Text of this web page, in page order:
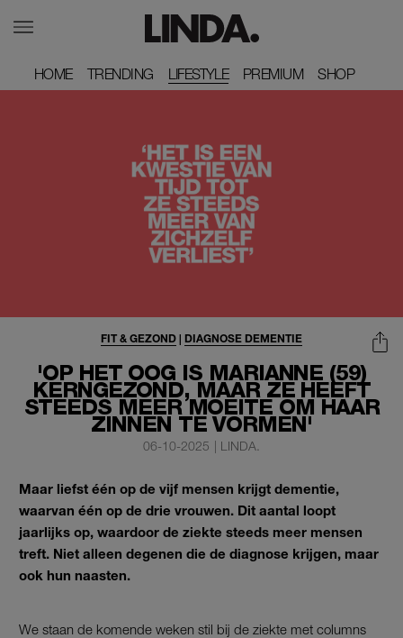
HOME
HOME TRENDING
TRENDING LIFESTYLE PREMIUM
PREMIUM SHOP
SHOP
'OP HET OOG IS MARIANNE (59)
KERNGEZOND, MAAR ZE HEEFT
STEEDS MEER MOEITE OM HAAR
ZINNEN TE VORMEN'
FIT & GEZOND | DIAGNOSE DEMENTIE
06-10-2025 | LINDA.
Maar liefst één op de vijf mensen krijgt dementie,
waarvan één op de drie vrouwen. Dit aantal loopt
jaarlijks op, waardoor de ziekte steeds meer mensen
treft. Niet alleen degenen die de diagnose krijgen, maar
ook hun naasten.
We staan de komende weken stil bij de ziekte met columns